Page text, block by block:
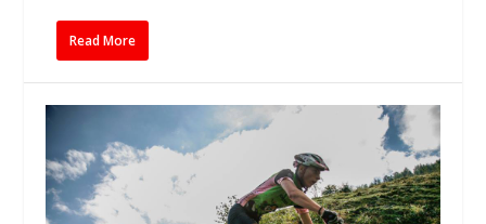
Read More